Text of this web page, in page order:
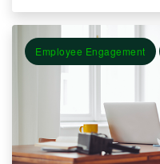
Employee Engagement